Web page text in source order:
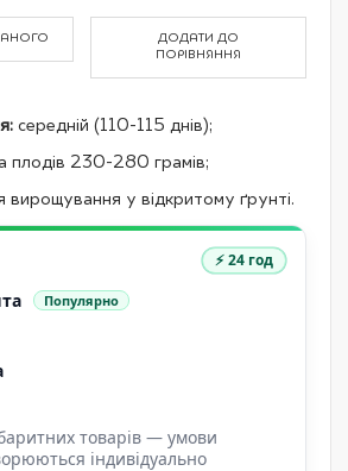
ДОДАТИ ДО
ПОРІВНЯННЯ
середній (110-115 днів);
плодів 230-280 грамів;
вирощування у відкритому ґрунті.
⚡ 24 год
Популярно
товарів — умови
індивідуально